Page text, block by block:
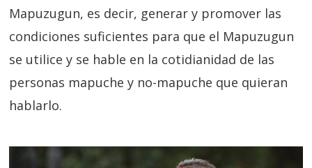
Mapuzugun, es decir, generar y promover las
condiciones suficientes para que el Mapuzugun
se utilice y se hable en la cotidianidad de las
personas mapuche y no-mapuche que quieran
hablarlo.